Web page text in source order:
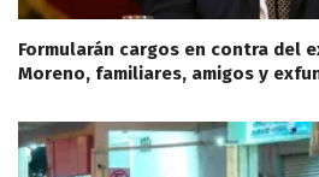
Formularán cargos en contra del
Moreno, familiares, amigos y